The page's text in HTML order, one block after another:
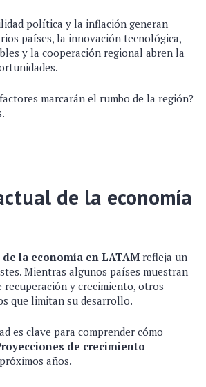
política y la inflación generan
países, la innovación tecnológica,
y la cooperación regional abren la
marcarán el rumbo de la región?
de la economía
la economía en LATAM refleja un
Mientras algunos países muestran
recuperación y crecimiento, otros
que limitan su desarrollo.
es clave para comprender cómo
de crecimiento
años.